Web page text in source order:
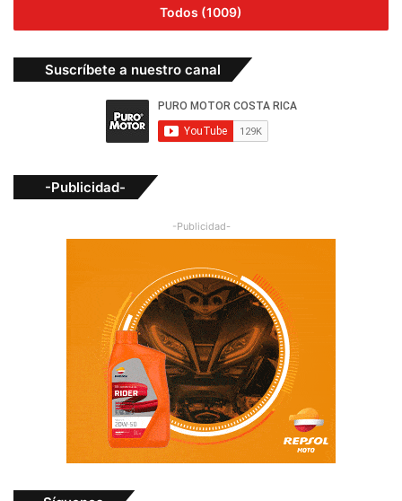
Todos (1009)
Suscríbete a nuestro canal
-Publicidad-
-Publicidad-